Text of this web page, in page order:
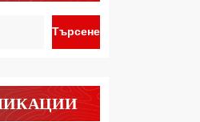
Търсене